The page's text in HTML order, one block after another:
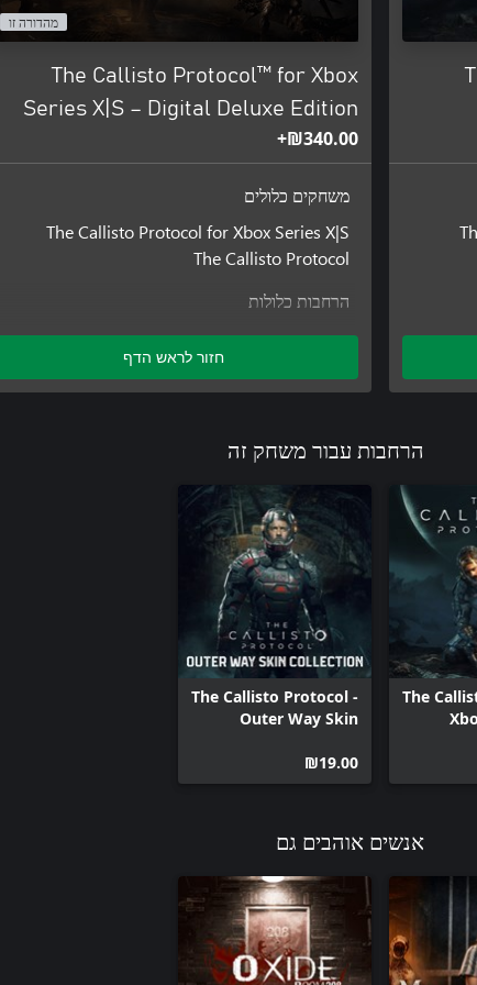
מהדורה זו
The Callisto Protocol™ for Xbox
Series X|S – Digital Deluxe Edition
‪₪‎340.00‬+
משחקים כלולים
The Callisto Protocol for Xbox Series X|S
The Callisto Protocol
הרחבות כלולות
The Callisto Protocol - Season Pass
חזור לראש הדף
הרחבות עבור משחק זה
The
The Callisto Protocol -
Outer Way Skin
‪₪‎19.00‬
אנשים אוהבים גם